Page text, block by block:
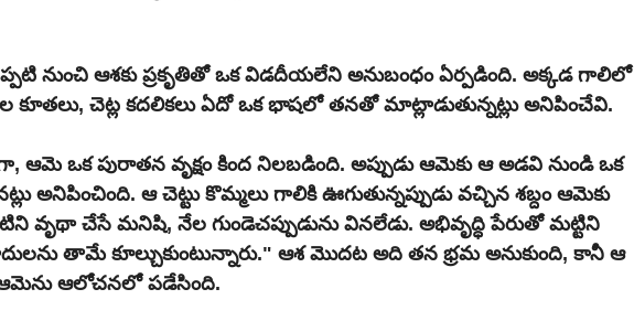
నుంచి ఆశకు ప్రకృతితో ఒక విడదీయలేని అనుబంధం ఏర్పడింది. అక్కడ గాలిలో
కూతలు, చెట్ల కదలికలు ఏదో ఒక భాషలో తనతో మాట్లాడుతున్నట్లు అనిపించేవి.
ఆమె ఒక పురాతన వృక్షం కింద నిలబడింది. అప్పుడు ఆమెకు ఆ అడవి నుండి ఒక
అనిపించింది. ఆ చెట్టు కొమ్మలు గాలికి ఊగుతున్నప్పుడు వచ్చిన శబ్దం ఆమెకు
వృథా చేసే మనిషి, నేల గుండెచప్పుడును వినలేడు. అభివృద్ధి పేరుతో మట్టిని
తామే కూల్చుకుంటున్నారు." ఆశ మొదట అది తన భ్రమ అనుకుంది, కానీ ఆ
ఆలోచనలో పడేసింది.